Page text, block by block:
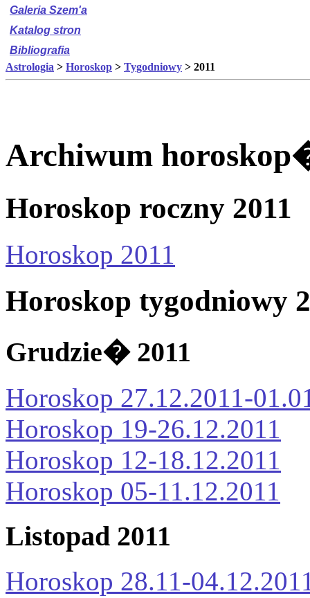
Galeria Szem'a
Katalog stron
Bibliografia
Astrologia > Horoskop > Tygodniowy > 2011
Archiwum
Horoskop roczny 2011
Horoskop 2011
Horoskop tygodniowy
Grudzie� 2011
Horoskop 27.12.2011-
Horoskop 19-26.12.2011
Horoskop 12-18.12.2011
Horoskop 05-11.12.2011
Listopad 2011
Horoskop 28.11-